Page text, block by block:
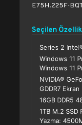
E75H.225F-
Seçilen
Series 2
Windows 11
Windows 11
NVIDIA®
GDDR7 Ekran
16GB DDR5
1TB M.2
Yazma: